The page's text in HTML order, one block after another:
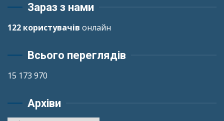
Зараз з нами
122 користувачів онлайн
Всього переглядів
15 173 970
Архіви